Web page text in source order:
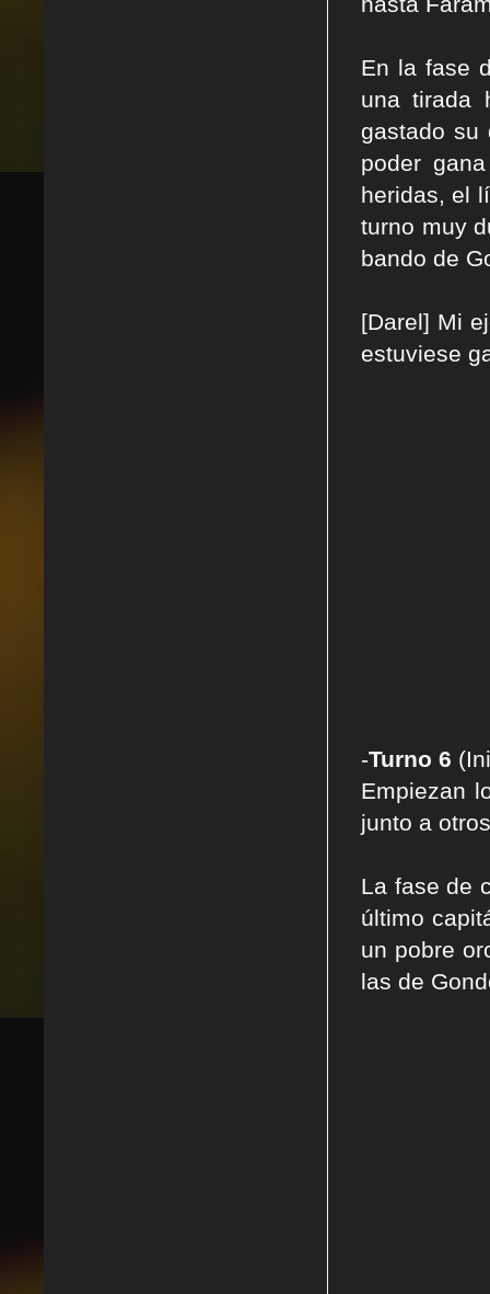
En la fase
una tirada
gastado su
poder
heridas, el
turno muy
bando de
[Darel] Mi
estuviese
-Turno 6
Empiezan
junto a
La fase de
último
un pobre
las de